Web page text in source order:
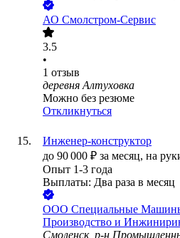
АО Смолстром-Сервис
3.5
•
1 отзыв
деревня Алтуховка
Можно без резюме
Откликнуться
Инженер-конструктор
до 90 000 ₽ за месяц, на
Опыт 1-3 года
Выплаты: Два раза в месяц
ООО Специальные
Производство и
Смоленск, р-н